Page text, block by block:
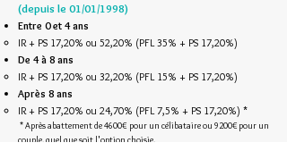
(depuis le 01/01/1998)
Entre 0 et 4 ans
IR + PS 17,20% ou 52,20% (PFL 35% + PS 17,20%)
De 4 à 8 ans
IR + PS 17,20% ou 32,20% (PFL 15% + PS 17,20%)
Après 8 ans
IR + PS 17,20% ou 24,70% (PFL 7,5% + PS 17,20%) *
* Après abattement de 4600€ pour un célibataire ou 9200€ pour un
couple, quel que soit l'option choisie.